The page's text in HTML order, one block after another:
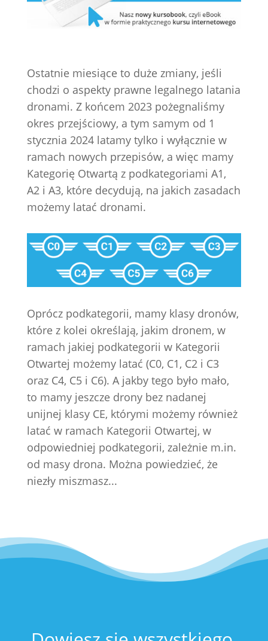
Ostatnie miesiące to duże zmiany, jeśli
chodzi o aspekty prawne legalnego latania
dronami. Z końcem 2023 pożegnaliśmy
okres przejściowy, a tym samym od 1
stycznia 2024 latamy tylko i wyłącznie w
ramach nowych przepisów, a więc mamy
Kategorię Otwartą z podkategoriami A1,
A2 i A3, które decydują, na jakich zasadach
możemy latać dronami.
Oprócz podkategorii, mamy klasy dronów,
które z kolei określają, jakim dronem, w
ramach jakiej podkategorii w Kategorii
Otwartej możemy latać (C0, C1, C2 i C3
oraz C4, C5 i C6). A jakby tego było mało,
to mamy jeszcze drony bez nadanej
unijnej klasy CE, którymi możemy również
latać w ramach Kategorii Otwartej, w
odpowiedniej podkategorii, zależnie m.in.
od masy drona. Można powiedzieć, że
niezły miszmasz...